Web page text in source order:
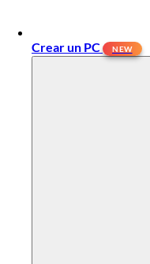
Crear un PC NEW